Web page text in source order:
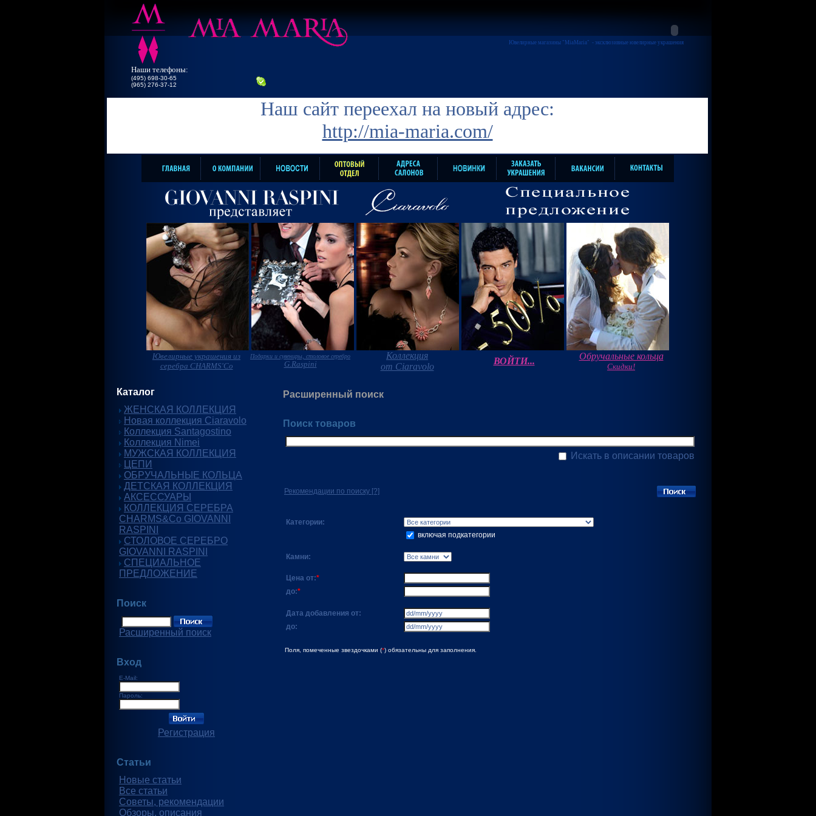
Ювелирные магазины "MiaMaria" - эксклюзивные ювелирные украшения
Наши телефоны:
(495) 698-30-65
(965) 276-37-12
Наш сайт переехал на новый адрес:
http://mia-maria.com/
Ювелирные украшения из
серебра CHARMS'Co
Подарки и сувениры, столовое серебро
G.Raspini
Коллекция
от Ciaravolo
ВОЙТИ... Обручальные кольца
Скидки!
Каталог
ЖЕНСКАЯ КОЛЛЕКЦИЯ
Новая коллекция Ciaravolo
Коллекция Santagostino
Коллекция Nimei
МУЖСКАЯ КОЛЛЕКЦИЯ
ЦЕПИ
ОБРУЧАЛЬНЫЕ КОЛЬЦА
ДЕТСКАЯ КОЛЛЕКЦИЯ
АКСЕССУАРЫ
КОЛЛЕКЦИЯ СЕРЕБРА
CHARMS&Co GIOVANNI
RASPINI
СТОЛОВОЕ СЕРЕБРО
GIOVANNI RASPINI
СПЕЦИАЛЬНОЕ
ПРЕДЛОЖЕНИЕ
Поиск
Расширенный поиск
Вход
E-Mail:
Пароль:
Регистрация
Статьи
Новые статьи
Все статьи
Советы, рекомендации
Обзоры, описания
Расширенный поиск
Поиск товаров
Искать в описании товаров
Рекомендации по поиску [?]
Категории:
включая подкатегории
Камни:
Цена от:*
до:*
Дата добавления от:
до:
Поля, помеченные звездочками (*) обязательны для заполнения.